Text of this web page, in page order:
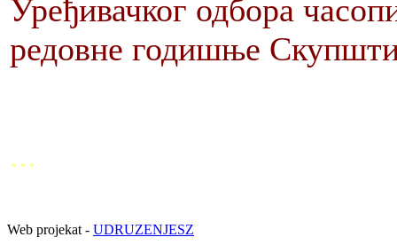
Уређивачког одбора
редовне годишње
...
Web projekat - UDRUZENJESZ